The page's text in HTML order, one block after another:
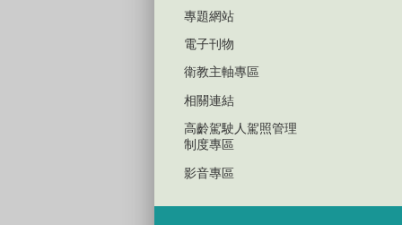
專題網站
電子刊物
衛教主軸專區
相關連結
高齡駕駛人駕照管理
制度專區
影音專區